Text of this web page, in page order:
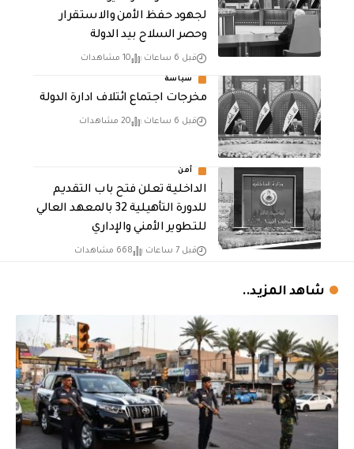
لجهود حفظ الأمن والاستقرار
وحصر السلاح بيد الدولة
قبل 6 ساعات 10 مشاهدات
سياسة
مخرجات اجتماع ائتلاف ادارة الدولة
قبل 6 ساعات 20 مشاهدات
أمن
الداخلية تعلن فتح باب التقديم
للدورة التأهيلية 32 بالمعهد العالي
للتطوير الأمني والإداري
قبل 7 ساعات 668 مشاهدات
شاهد المزيد..